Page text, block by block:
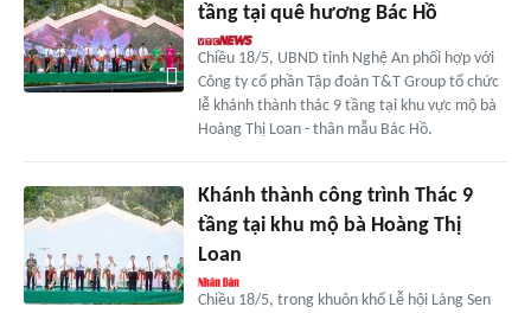
tầng tại quê hương Bác Hồ
Chiều 18/5, UBND tỉnh Nghệ An phối hợp với
Công ty cổ phần Tập đoàn T&T Group tổ chức
lễ khánh thành thác 9 tầng tại khu vực mộ bà
Hoàng Thị Loan - thân mẫu Bác Hồ.
Khánh thành công trình Thác 9
tầng tại khu mộ bà Hoàng Thị
Loan
Chiều 18/5, trong khuôn khổ Lễ hội Làng Sen